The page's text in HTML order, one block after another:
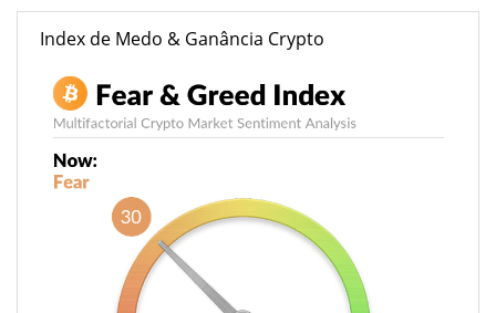
Index de Medo & Ganância Crypto